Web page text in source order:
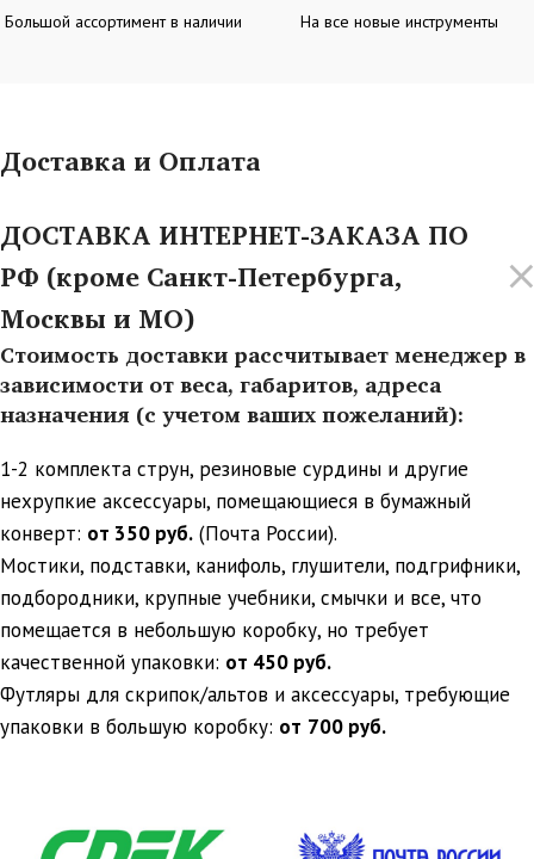
Большой ассортимент в наличии На все новые инструменты
Доставка и Оплата
ДОСТАВКА ИНТЕРНЕТ-ЗАКАЗА ПО
РФ (кроме Санкт-Петербурга,
Москвы и МО)
Стоимость доставки рассчитывает менеджер в
зависимости от веса, габаритов, адреса
назначения (с учетом ваших пожеланий):
1-2 комплекта струн, резиновые сурдины и другие
нехрупкие аксессуары, помещающиеся в бумажный
конверт: от 350 руб. (Почта России).
Мостики, подставки, канифоль, глушители, подгрифники,
подбородники, крупные учебники, смычки и все, что
помещается в небольшую коробку, но требует
качественной упаковки: от 450 руб.
Футляры для скрипок/альтов и аксессуары, требующие
упаковки в большую коробку: от 700 руб.